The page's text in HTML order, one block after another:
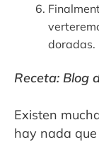
doradas.
Receta: Blog
Existen
hay nada